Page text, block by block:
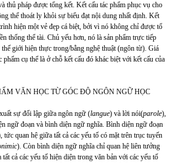
thủ pháp được tổng kết. Kết cấu tác phẩm phục vụ cho
thể thoát ly khỏi sự biểu đạt nội dung nhất định. Kết
hiện một vẻ đẹp cá biệt, bởi vì nó không chỉ được tổ
thống thể tài. Chủ yếu hơn, nó là sản phẩm trực tiếp
giới hiện thực trong/bằng nghệ thuật (ngôn từ). Giá
cụ thể là ở chỗ kết cấu đó khác biệt với kết cấu của
VĂN HỌC TỪ GÓC ĐỘ NGÔN NGỮ HỌC
sự đối lập giữa ngôn ngữ (langue) và lời nói(parole),
ngữ đoạn và bình diện ngữ nghĩa. Bình diện ngữ đoạn
tức quan hệ giữa tất cả các yếu tố có mặt trên trục tuyến
). Còn bình diện ngữ nghĩa chỉ quan hệ liên tưởng
cả các yếu tố hiện diện trong văn bản với các yếu tố